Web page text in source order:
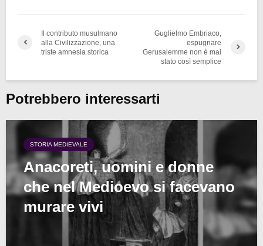
Il contributo musulmano
alla Civilizzazione, una
triste amnesia storica
Guglielmo Embriaco,
espugnare
Gerusalemme non è mai
stato così semplice
Potrebbero interessarti
STORIA MEDIEVALE
Anacoreti, uomini e donne
che nel Medioevo si facevano
murare vivi